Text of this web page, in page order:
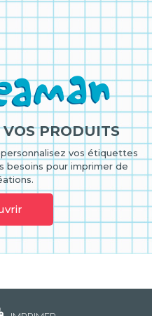
PRODUITS
vos étiquettes
besoins pour imprimer de